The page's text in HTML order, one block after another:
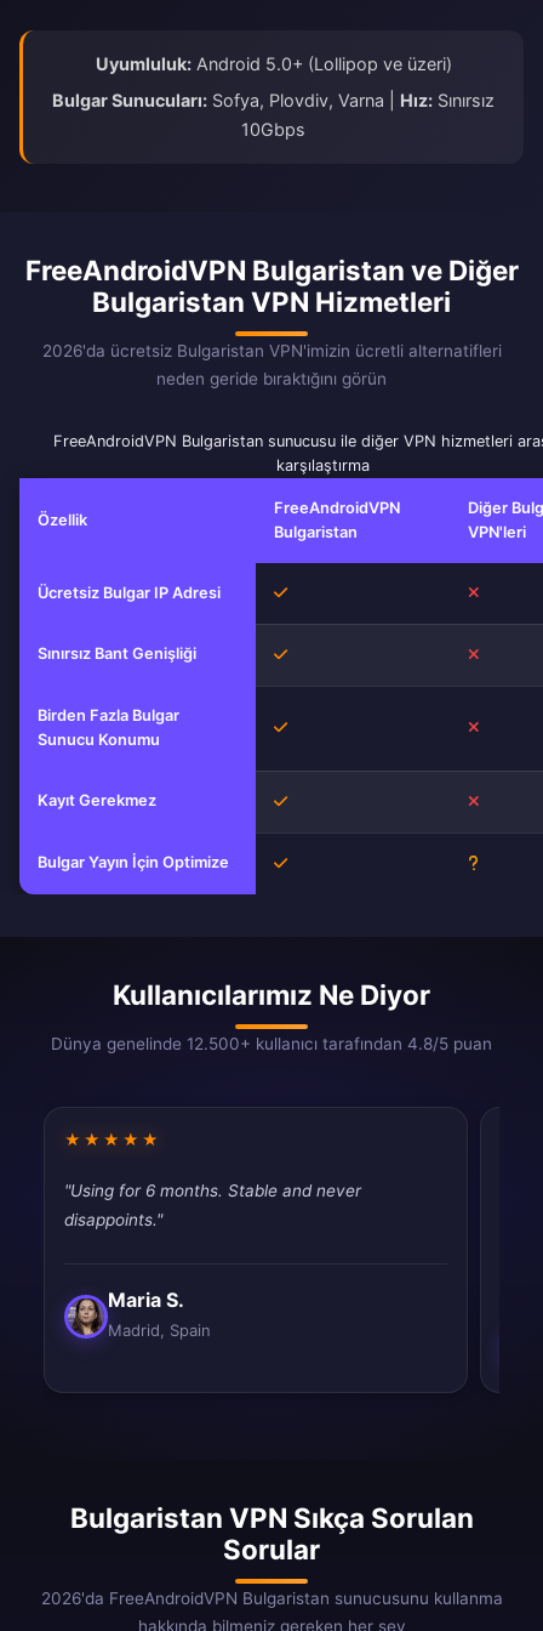
Uyumluluk:Android 5.0+ (Lollipop ve üzeri)
Bulgar Sunucuları: Sofya, Plovdiv, Varna | Hız: Sınırsız
10Gbps
FreeAndroidVPN Bulgaristan ve Diğer
Bulgaristan VPN Hizmetleri
2026'da ücretsiz Bulgaristan VPN'imizin ücretli alternatifleri
neden geride bıraktığını görün
FreeAndroidVPN Bulgaristan sunucusu ile diğer VPN hizmetleri
karşılaştırma
Özellik
FreeAndroidVPN
Bulgaristan
Diğer
VPN'leri
Ücretsiz Bulgar IP Adresi Evet
Sınırsız Bant Genişliği Evet
Birden Fazla Bulgar
Sunucu Konumu
Evet
Kayıt Gerekmez Evet
Bulgar Yayın İçin Optimize Evet
Kullanıcılarımız Ne Diyor
Dünya genelinde 12.500+ kullanıcı tarafından 4.8/5 puan
★★★★★
"Using for 6 months. Stable and never
disappoints."
Maria S.
Madrid, Spain
Bulgaristan VPN Sıkça Sorulan
Sorular
2026'da FreeAndroidVPN Bulgaristan sunucusunu kullanma
hakkında bilmeniz gereken her şey